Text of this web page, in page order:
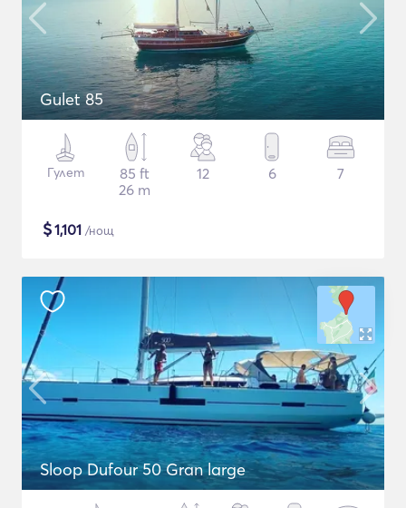
Gulet 85
Гулет
85 ft
26 m
12 6 7
$1,101 /нощ
Sloop Dufour 50 Gran large